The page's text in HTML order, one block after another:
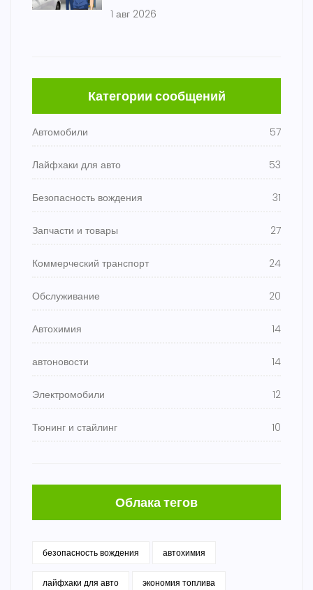
1 авг 2026
Категории сообщений
Автомобили 57
Лайфхаки для авто 53
Безопасность вождения 31
Запчасти и товары 27
Коммерческий транспорт 24
Обслуживание 20
Автохимия 14
автоновости 14
Электромобили 12
Тюнинг и стайлинг 10
Облака тегов
безопасность вождения автохимия
лайфхаки для авто экономия топлива